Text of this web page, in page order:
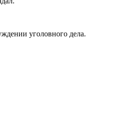
уголовного дела.